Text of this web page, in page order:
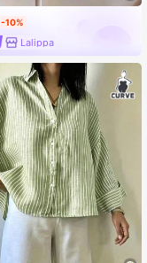
-10%
Lalippa